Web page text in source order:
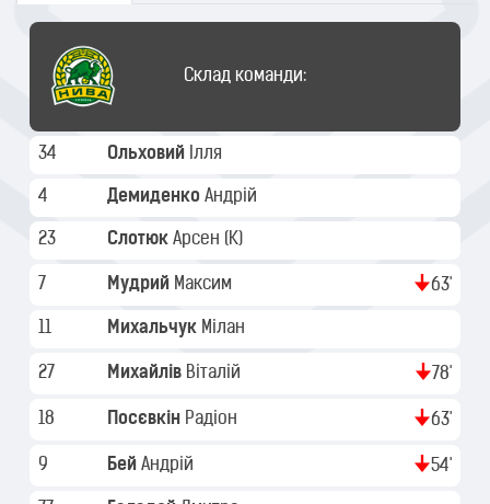
Склад команди:
34 Ольховий Ілля
4 Демиденко Андрій
23 Слотюк Арсен (K)
7 Мудрий Максим 63'
11 Михальчук Мілан
27 Михайлів Віталій 78'
18 Посєвкін Радіон 63'
9 Бей Андрій 54'